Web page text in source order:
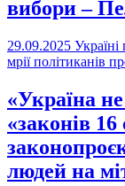
вибори –
29.09.2025 Україні
мрії політиканів
«Україна
«законів
людей на